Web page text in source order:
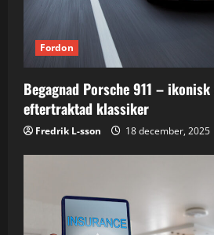
Fordon
Begagnad Porsche 911 –
eftertraktad klassiker
Fredrik L-sson 18 december, 2025